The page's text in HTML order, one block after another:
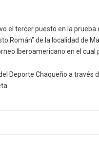
el tercer puesto en la
Román” de la localidad de
Iberoamericano en el
Deporte Chaqueño a